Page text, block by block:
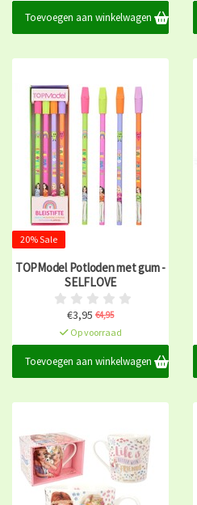
Toevoegen aan winkelwagen
20% Sale
TOPModel Potloden met gum -
SELFLOVE
€3,95 €4,95
Op voorraad
Toevoegen aan winkelwagen